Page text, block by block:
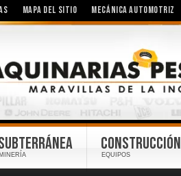
MAPA DEL SITIO MECÁNICA AUTOMOTRIZ
MINERÍA
CONSTRUCCIÓN
EQUIPOS